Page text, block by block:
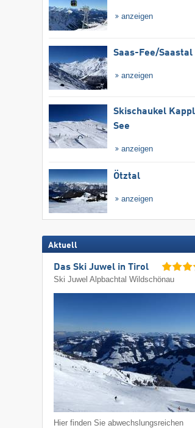
anzeigen
Saas-Fee/​Saastal
anzeigen
Skischaukel
See
anzeigen
Ötztal
anzeigen
Aktuell
Das Ski Juwel in Tirol
Ski Juwel Alpbachtal Wildschönau
Hier finden Sie abwechslungsreichen